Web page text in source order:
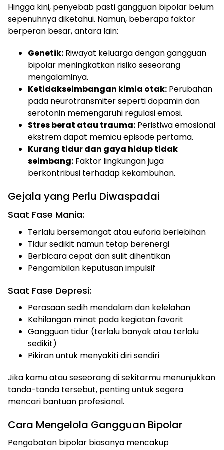
Hingga kini, penyebab pasti gangguan bipolar belum
sepenuhnya diketahui. Namun, beberapa faktor
berperan besar, antara lain:
Genetik: Riwayat keluarga dengan gangguan
bipolar meningkatkan risiko seseorang
mengalaminya.
Ketidakseimbangan kimia otak: Perubahan
pada neurotransmiter seperti dopamin dan
serotonin memengaruhi regulasi emosi.
Stres berat atau trauma: Peristiwa emosional
ekstrem dapat memicu episode pertama.
Kurang tidur dan gaya hidup tidak
seimbang: Faktor lingkungan juga
berkontribusi terhadap kekambuhan.
Gejala yang Perlu Diwaspadai
Saat Fase Mania:
Terlalu bersemangat atau euforia berlebihan
Tidur sedikit namun tetap berenergi
Berbicara cepat dan sulit dihentikan
Pengambilan keputusan impulsif
Saat Fase Depresi:
Perasaan sedih mendalam dan kelelahan
Kehilangan minat pada kegiatan favorit
Gangguan tidur (terlalu banyak atau terlalu
sedikit)
Pikiran untuk menyakiti diri sendiri
Jika kamu atau seseorang di sekitarmu menunjukkan
tanda-tanda tersebut, penting untuk segera
mencari bantuan profesional.
Cara Mengelola Gangguan Bipolar
Pengobatan bipolar biasanya mencakup